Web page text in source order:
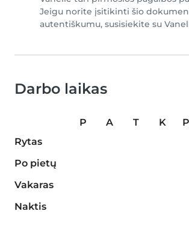
Jeigu norite įsitikinti šio
autentiškumu, susisiekite su
Darbo laikas
P A T K
Rytas
Po pietų
Vakaras
Naktis